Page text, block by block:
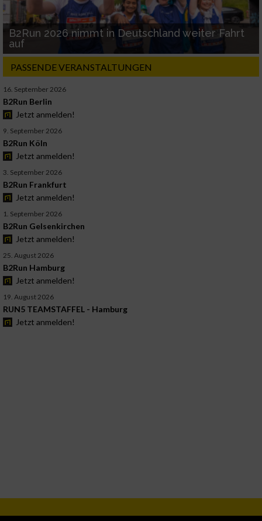
B2Run 2026 nimmt in Deutschland weiter Fahrt
auf
PASSENDE VERANSTALTUNGEN
16. September 2026
B2Run Berlin
Jetzt anmelden!
9. September 2026
B2Run Köln
Jetzt anmelden!
3. September 2026
B2Run Frankfurt
Jetzt anmelden!
1. September 2026
B2Run Gelsenkirchen
Jetzt anmelden!
25. August 2026
B2Run Hamburg
Jetzt anmelden!
19. August 2026
RUN5 TEAMSTAFFEL - Hamburg
Jetzt anmelden!